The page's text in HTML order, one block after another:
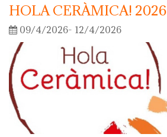
HOLA CERÀMICA! 2026
09/4/2026- 12/4/2026